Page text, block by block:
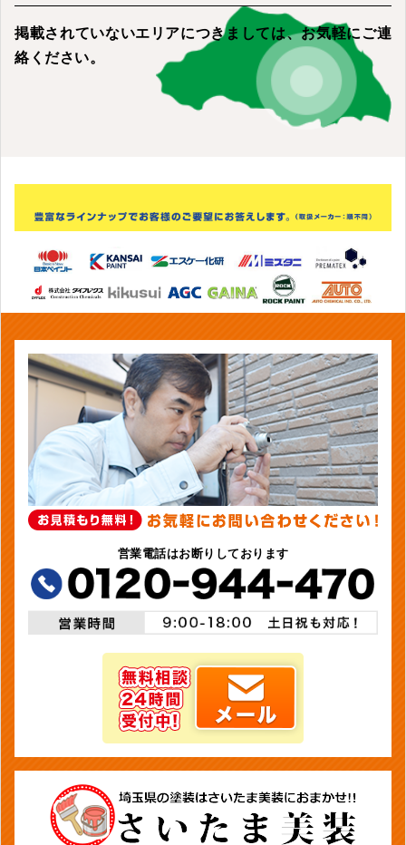
掲載されていないエリアにつきましては、お気軽にご連
絡ください。
営業電話はお断りしております